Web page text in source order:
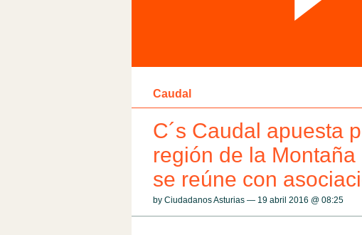
Caudal
C´s Caudal apuesta
región de la
se reúne con
by Ciudadanos Asturias — 19 abril 2016 @ 08:25